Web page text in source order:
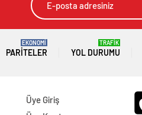
PARITELER
EKONOMİ
YOL DURUMU
TRAFİK
Üye Giriş